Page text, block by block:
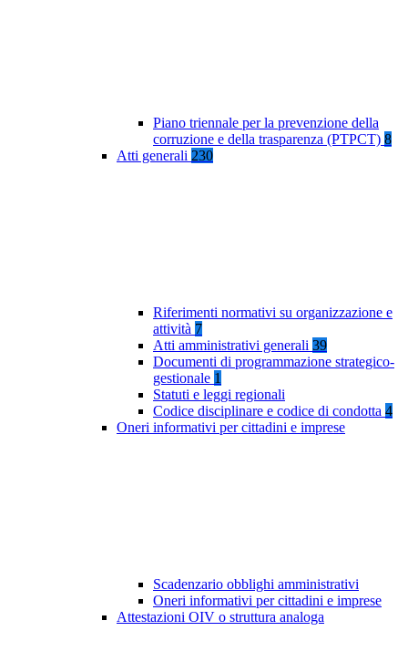
Piano triennale per la prevenzione della
corruzione e della trasparenza (PTPCT) 8
Atti generali 230
Riferimenti normativi su organizzazione e
attività 7
Atti amministrativi generali 39
Documenti di programmazione strategico-
gestionale 1
Statuti e leggi regionali
Codice disciplinare e codice di condotta 4
Oneri informativi per cittadini e imprese
Scadenzario obblighi amministrativi
Oneri informativi per cittadini e imprese
Attestazioni OIV o struttura analoga